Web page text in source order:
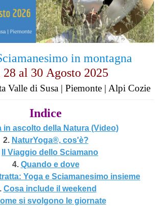
in montagna
28 al 30 Agosto 2025
Valle di Susa | Piemonte | Alpi Cozie
Indice
in ascolto della Natura (Video)
2. NaturYoga®, cos'è?
Il Viaggio dello Sciamano
4. Quando e dove
Yoga e Sciamanesimo insieme
Cosa include il weekend
si svolgono le giornate